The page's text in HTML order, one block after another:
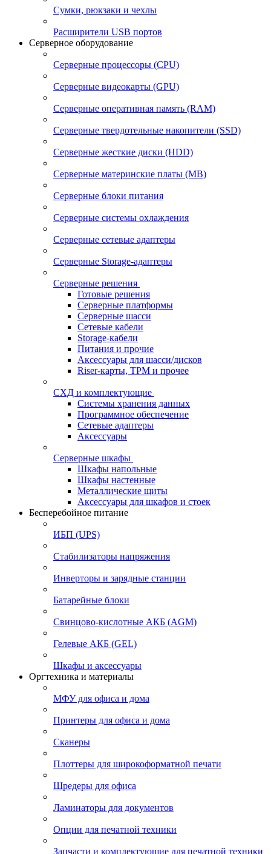
Сумки, рюкзаки и чехлы
Расширители USB портов
Серверное оборудование
Серверные процессоры (CPU)
Серверные видеокарты (GPU)
Серверные оперативная память (RAM)
Серверные твердотельные накопители (SSD)
Серверные жесткие диски (HDD)
Серверные материнские платы (MB)
Серверные блоки питания
Серверные системы охлаждения
Серверные сетевые адаптеры
Серверные Storage-адаптеры
Серверные решения
Готовые решения
Серверные платформы
Серверные шасси
Сетевые кабели
Storage-кабели
Питания и прочие
Аксессуары для шасси/дисков
Riser-карты, TPM и прочее
СХД и комплектующие
Системы хранения данных
Программное обеспечение
Сетевые адаптеры
Аксессуары
Серверные шкафы
Шкафы напольные
Шкафы настенные
Металлические щиты
Аксессуары для шкафов и стоек
Бесперебойное питание
ИБП (UPS)
Стабилизаторы напряжения
Инверторы и зарядные станции
Батарейные блоки
Свинцово-кислотные АКБ (AGM)
Гелевые АКБ (GEL)
Шкафы и аксессуары
Оргтехника и материалы
МФУ для офиса и дома
Принтеры для офиса и дома
Сканеры
Плоттеры для широкоформатной печати
Шредеры для офиса
Ламинаторы для документов
Опции для печатной техники
Запчасти и комплектующие для печатной техники